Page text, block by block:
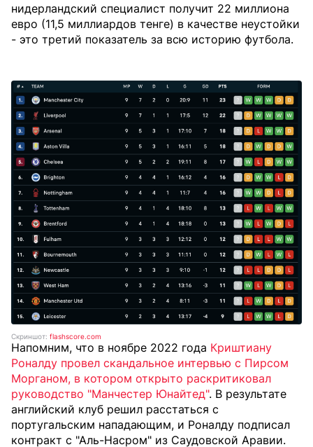
нидерландский специалист получит 22 миллиона
евро (11,5 миллиардов тенге) в качестве неустойки
- это третий показатель за всю историю футбола.
Скриншот: flashscore.com
Напомним, что в ноябре 2022 года Криштиану
Роналду провел скандальное интервью с Пирсом
Морганом, в котором открыто раскритиковал
руководство "Манчестер Юнайтед". В результате
английский клуб решил расстаться с
португальским нападающим, и Роналду подписал
контракт с "Аль-Насром" из Саудовской Аравии.